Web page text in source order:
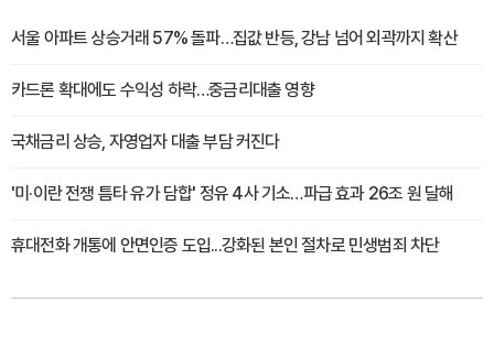
서울 아파트 상승거래 57% 돌파…집값 반등, 강남 넘어 외곽까지 확산
카드론 확대에도 수익성 하락…중금리대출 영향
국채금리 상승, 자영업자 대출 부담 커진다
'미·이란 전쟁 틈타 유가 담합' 정유 4사 기소…파급 효과 26조 원 달해
휴대전화 개통에 안면인증 도입...강화된 본인 절차로 민생범죄 차단